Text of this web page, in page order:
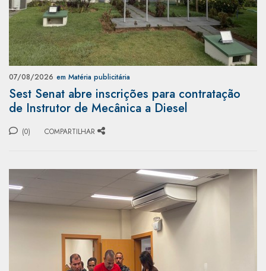
07/08/2026 em Matéria publicitária
Sest Senat abre inscrições para contratação
de Instrutor de Mecânica a Diesel
(0) COMPARTILHAR